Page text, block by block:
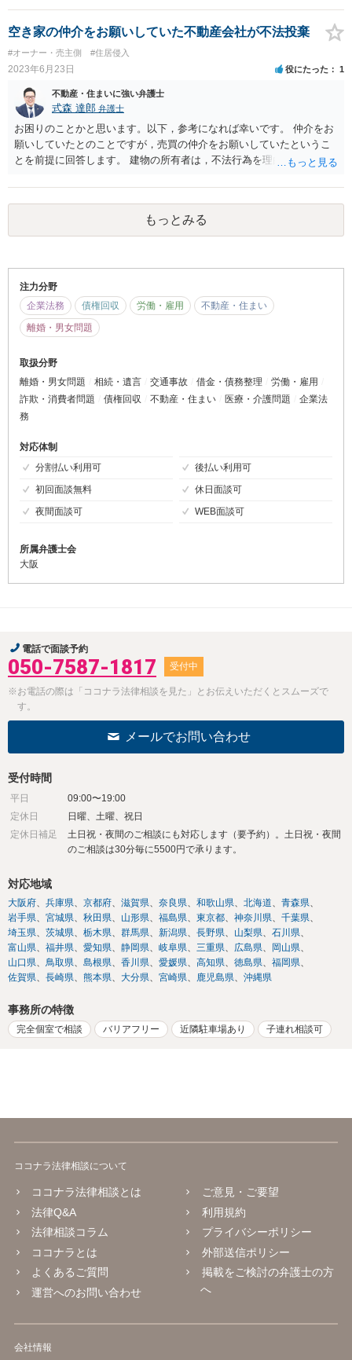
れます。 相手方が共有持分者であるため，強制的に追い出すことは
困難な事案です。 金銭的に相手方に負担をかけて解決していっては
いかがでしょうか。 いずれの手続も，法的な知識が必要な方法にな
るので，お近くの弁護士に相談されることをお勧めいたします。
遺産分割が詐害行為取消権の対象となると判断したものがあります。
しかしながら，破産法が改正される前の判例であり，否認権の行使の
が認めらえるのも極めて例外的な場合に限られるでしょう。 法的に詳
細な検討が必要となるため，お近くの弁護士にご相談されることをお
勧めします。
空き家の仲介をお願いしていた不動産会社が不法投棄
#オーナー・売主側 #住居侵入
2023年6月23日 役にたった 1
不動産・住まいに強い弁護士
式森 達郎 弁護士
お困りのことかと思います。以下，参考になれば幸いです。 仲介をお
願いしていたとのことですが，売買の仲介をお願いしていたというこ
とを前提に回答します。 建物の所有者は，不法行為を理由とする損害
賠償を請求するには，当方に生じた損害を立証する必要があるとこ
ろ，相手方が自ら撤去するのであれば，その他の損害に何があるのか
は検討する必要があるでしょう。 また，不当利得に関しては，不動産
業者が勝手に廃材等を置くことで，利益を得ていたことを立証し請求
相談されることをお勧めいたします。
もっとみる
注力分野
企業法務
債権回収 労働・雇用
不動産・住まい
離婚・男女問題
取扱分野
離婚・男女問題
相続・遺言 交通事故 借金・債務整理
労働・雇用
詐欺・消費者問題
債権回収 不動産・住まい 医療・介護問題
企業法
務
対応体制
分割払い利用可
後払い利用可
初回面談無料
休日面談可
夜間面談可
WEB面談可
所属弁護士会
大阪
電話で面談予約
050-7587-1817 受付中
※お電話の際は「ココナラ法律相談を見た」とお伝えいただくとスムーズで
す。
メールでお問い合わせ
受付時間
平日
09:00〜19:00
定休日
日曜、土曜、祝日
定休日補足
土日祝・夜間のご相談にも対応します（要予約）。土日祝・夜間
のご相談は30分毎に5500円で承ります。
対応地域
大阪府 兵庫県 京都府 滋賀県 奈良県 和歌山県 北海道
青森県
岩手県
宮城県 秋田県 山形県 福島県 東京都 神奈川県
千葉県
埼玉県
茨城県 栃木県 群馬県 新潟県 長野県 山梨県
石川県
富山県
福井県 愛知県 静岡県 岐阜県 三重県 広島県
岡山県
山口県
鳥取県 島根県 香川県 愛媛県 高知県 徳島県
福岡県
佐賀県
長崎県 熊本県 大分県 宮崎県 鹿児島県 沖縄県
事務所の特徴
完全個室で相談 バリアフリー 近隣駐車場あり 子連れ相談可
ココナラ法律相談について
ココナラ法律相談とは
法律Q&A
法律相談コラム
ココナラとは
よくあるご質問
運営へのお問い合わせ
ご意見・ご要望
利用規約
プライバシーポリシー
外部送信ポリシー
掲載をご検討の弁護士の方
へ
会社情報